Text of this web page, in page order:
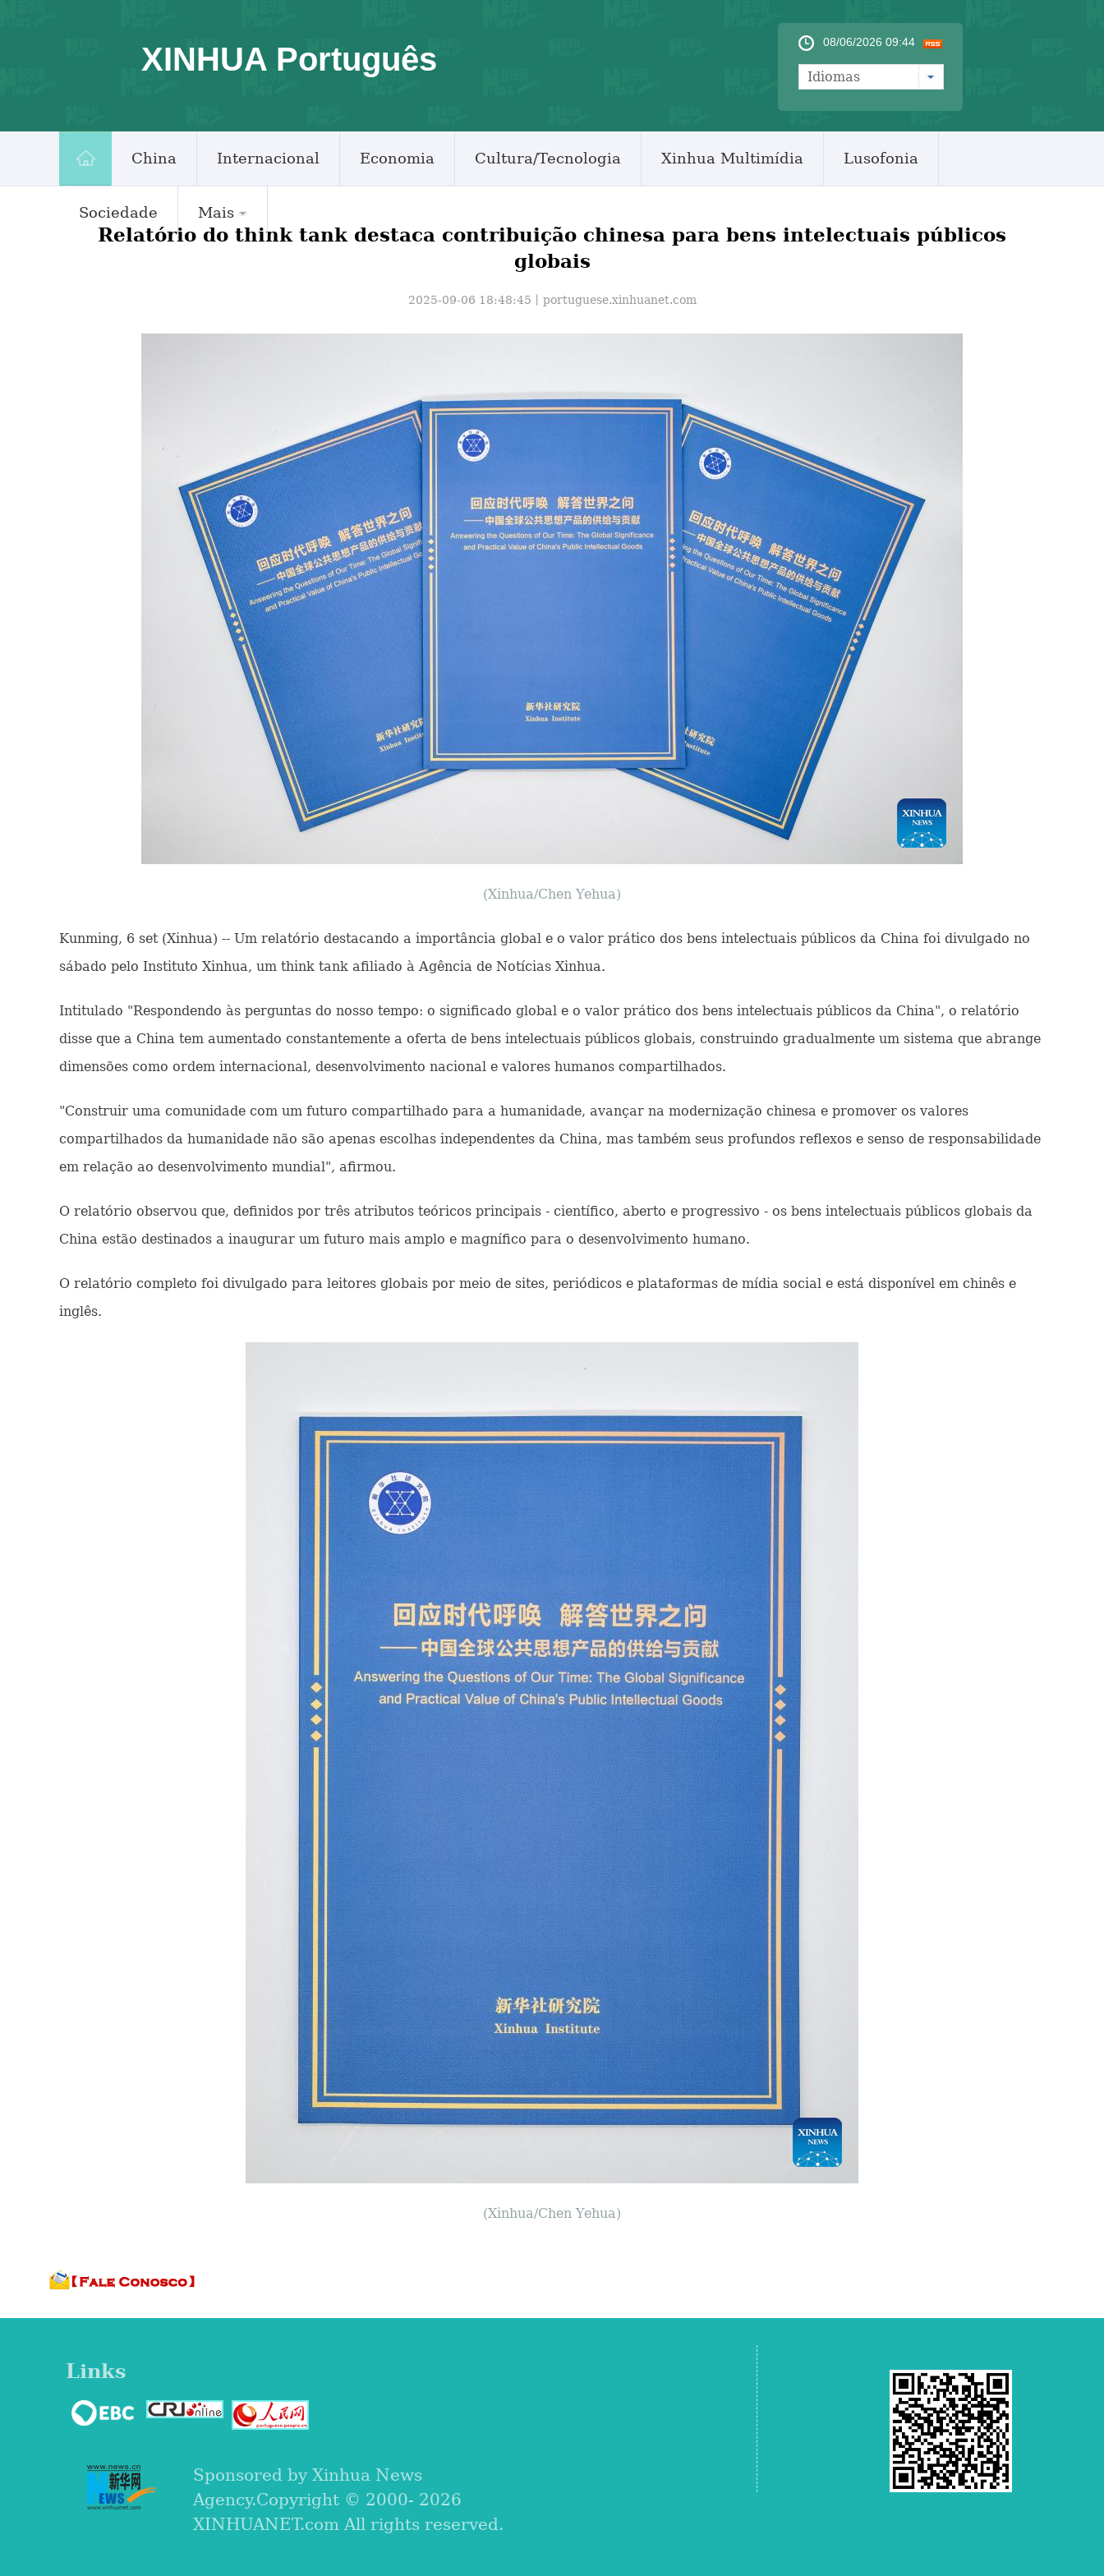
XINHUA Português 08/06/2026 09:44
Idiomas
China Internacional Economia Cultura/Tecnologia Xinhua Multimídia Lusofonia
Sociedade Mais
Relatório do think tank destaca contribuição chinesa para bens intelectuais públicos
globais
2025-09-06 18:48:45丨 portuguese.xinhuanet.com
(Xinhua/Chen Yehua)
Kunming, 6 set (Xinhua) -- Um relatório destacando a importância global e o valor prático dos bens intelectuais públicos da China foi divulgado no
sábado pelo Instituto Xinhua, um think tank afiliado à Agência de Notícias Xinhua.
Intitulado "Respondendo às perguntas do nosso tempo: o significado global e o valor prático dos bens intelectuais públicos da China", o relatório
disse que a China tem aumentado constantemente a oferta de bens intelectuais públicos globais, construindo gradualmente um sistema que abrange
dimensões como ordem internacional, desenvolvimento nacional e valores humanos compartilhados.
"Construir uma comunidade com um futuro compartilhado para a humanidade, avançar na modernização chinesa e promover os valores
compartilhados da humanidade não são apenas escolhas independentes da China, mas também seus profundos reflexos e senso de responsabilidade
em relação ao desenvolvimento mundial", afirmou.
O relatório observou que, definidos por três atributos teóricos principais - científico, aberto e progressivo - os bens intelectuais públicos globais da
China estão destinados a inaugurar um futuro mais amplo e magnífico para o desenvolvimento humano.
O relatório completo foi divulgado para leitores globais por meio de sites, periódicos e plataformas de mídia social e está disponível em chinês e
inglês.
(Xinhua/Chen Yehua)
Links
Sponsored by Xinhua News
Agency.Copyright © 2000- 2026
XINHUANET.com All rights reserved.